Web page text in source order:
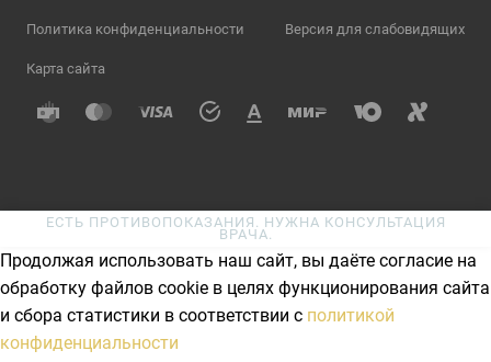
Политика конфиденциальности Версия для слабовидящих
Карта сайта
ЕСТЬ ПРОТИВОПОКАЗАНИЯ. НУЖНА КОНСУЛЬТАЦИЯ
ВРАЧА.
Продолжая использовать наш сайт, вы даёте согласие на
обработку файлов cookie в целях функционирования сайта
и сбора статистики в соответствии с политикой
конфиденциальности